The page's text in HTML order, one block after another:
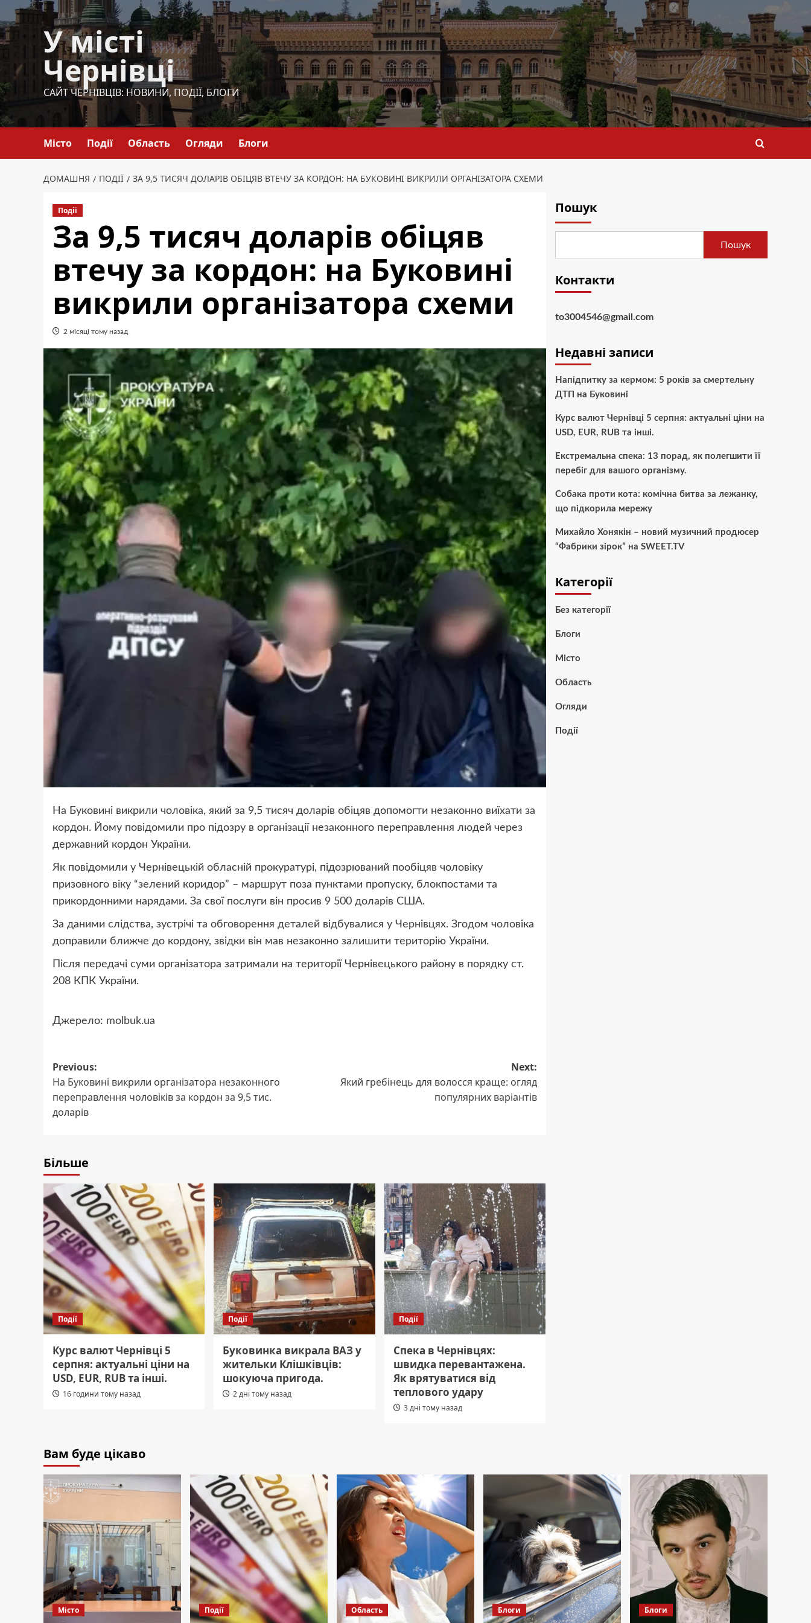
Перейти
до
вмісту
У місті
Чернівці
САЙТ ЧЕРНІВЦІВ: НОВИНИ, ПОДІЇ, БЛОГИ
Місто Події Область Огляди Блоги
ДОМАШНЯ ПОДІЇ ЗА 9,5 ТИСЯЧ ДОЛАРІВ ОБІЦЯВ ВТЕЧУ ЗА КОРДОН: НА БУКОВИНІ ВИКРИЛИ ОРГАНІЗАТОРА СХЕМИ
Події
За 9,5 тисяч доларів обіцяв
втечу за кордон: на Буковині
викрили організатора схеми
2 місяці тому назад
На Буковині викрили чоловіка, який за 9,5 тисяч доларів обіцяв допомогти незаконно виїхати за
кордон. Йому повідомили про підозру в організації незаконного переправлення людей через
державний кордон України.
Як повідомили у Чернівецькій обласній прокуратурі, підозрюваний пообіцяв чоловіку
призовного віку “зелений коридор” – маршрут поза пунктами пропуску, блокпостами та
прикордонними нарядами. За свої послуги він просив 9 500 доларів США.
За даними слідства, зустрічі та обговорення деталей відбувалися у Чернівцях. Згодом чоловіка
доправили ближче до кордону, звідки він мав незаконно залишити територію України.
Після передачі суми організатора затримали на території Чернівецького району в порядку ст.
208 КПК України.
Джерело: molbuk.ua
Post
navigation
Previous:
На Буковині викрили організатора незаконного
переправлення чоловіків за кордон за 9,5 тис.
доларів
Next:
Який гребінець для волосся краще: огляд
популярних варіантів
Більше
Події
Курс валют Чернівці 5
серпня: актуальні ціни на
USD, EUR, RUB та інші.
16 години тому назад
Події
Буковинка викрала ВАЗ у
жительки Клішківців:
шокуюча пригода.
2 дні тому назад
Події
Спека в Чернівцях:
швидка перевантажена.
Як врятуватися від
теплового удару
3 дні тому назад
Пошук
Пошук
Контакти
to3004546@gmail.com
Недавні записи
Напідпитку за кермом: 5 років за смертельну
ДТП на Буковині
Курс валют Чернівці 5 серпня: актуальні ціни на
USD, EUR, RUB та інші.
Екстремальна спека: 13 порад, як полегшити її
перебіг для вашого організму.
Собака проти кота: комічна битва за лежанку,
що підкорила мережу
Михайло Хонякін – новий музичний продюсер
“Фабрики зірок” на SWEET.TV
Категорії
Без категорії
Блоги
Місто
Область
Огляди
Події
Вам буде цікаво
Місто Події Область Блоги Блоги